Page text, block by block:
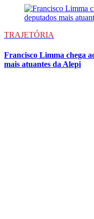
TRAJETÓRIA
Francisco Limma chega
mais atuantes da Alepi